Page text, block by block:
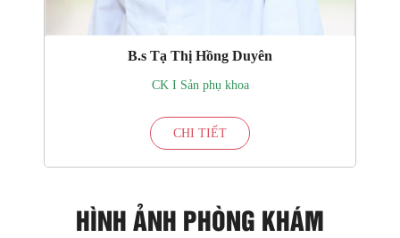
B.s Tạ Thị Hồng Duyên
CK I Sản phụ khoa
CHI TIẾT
HÌNH ẢNH PHÒNG KHÁM